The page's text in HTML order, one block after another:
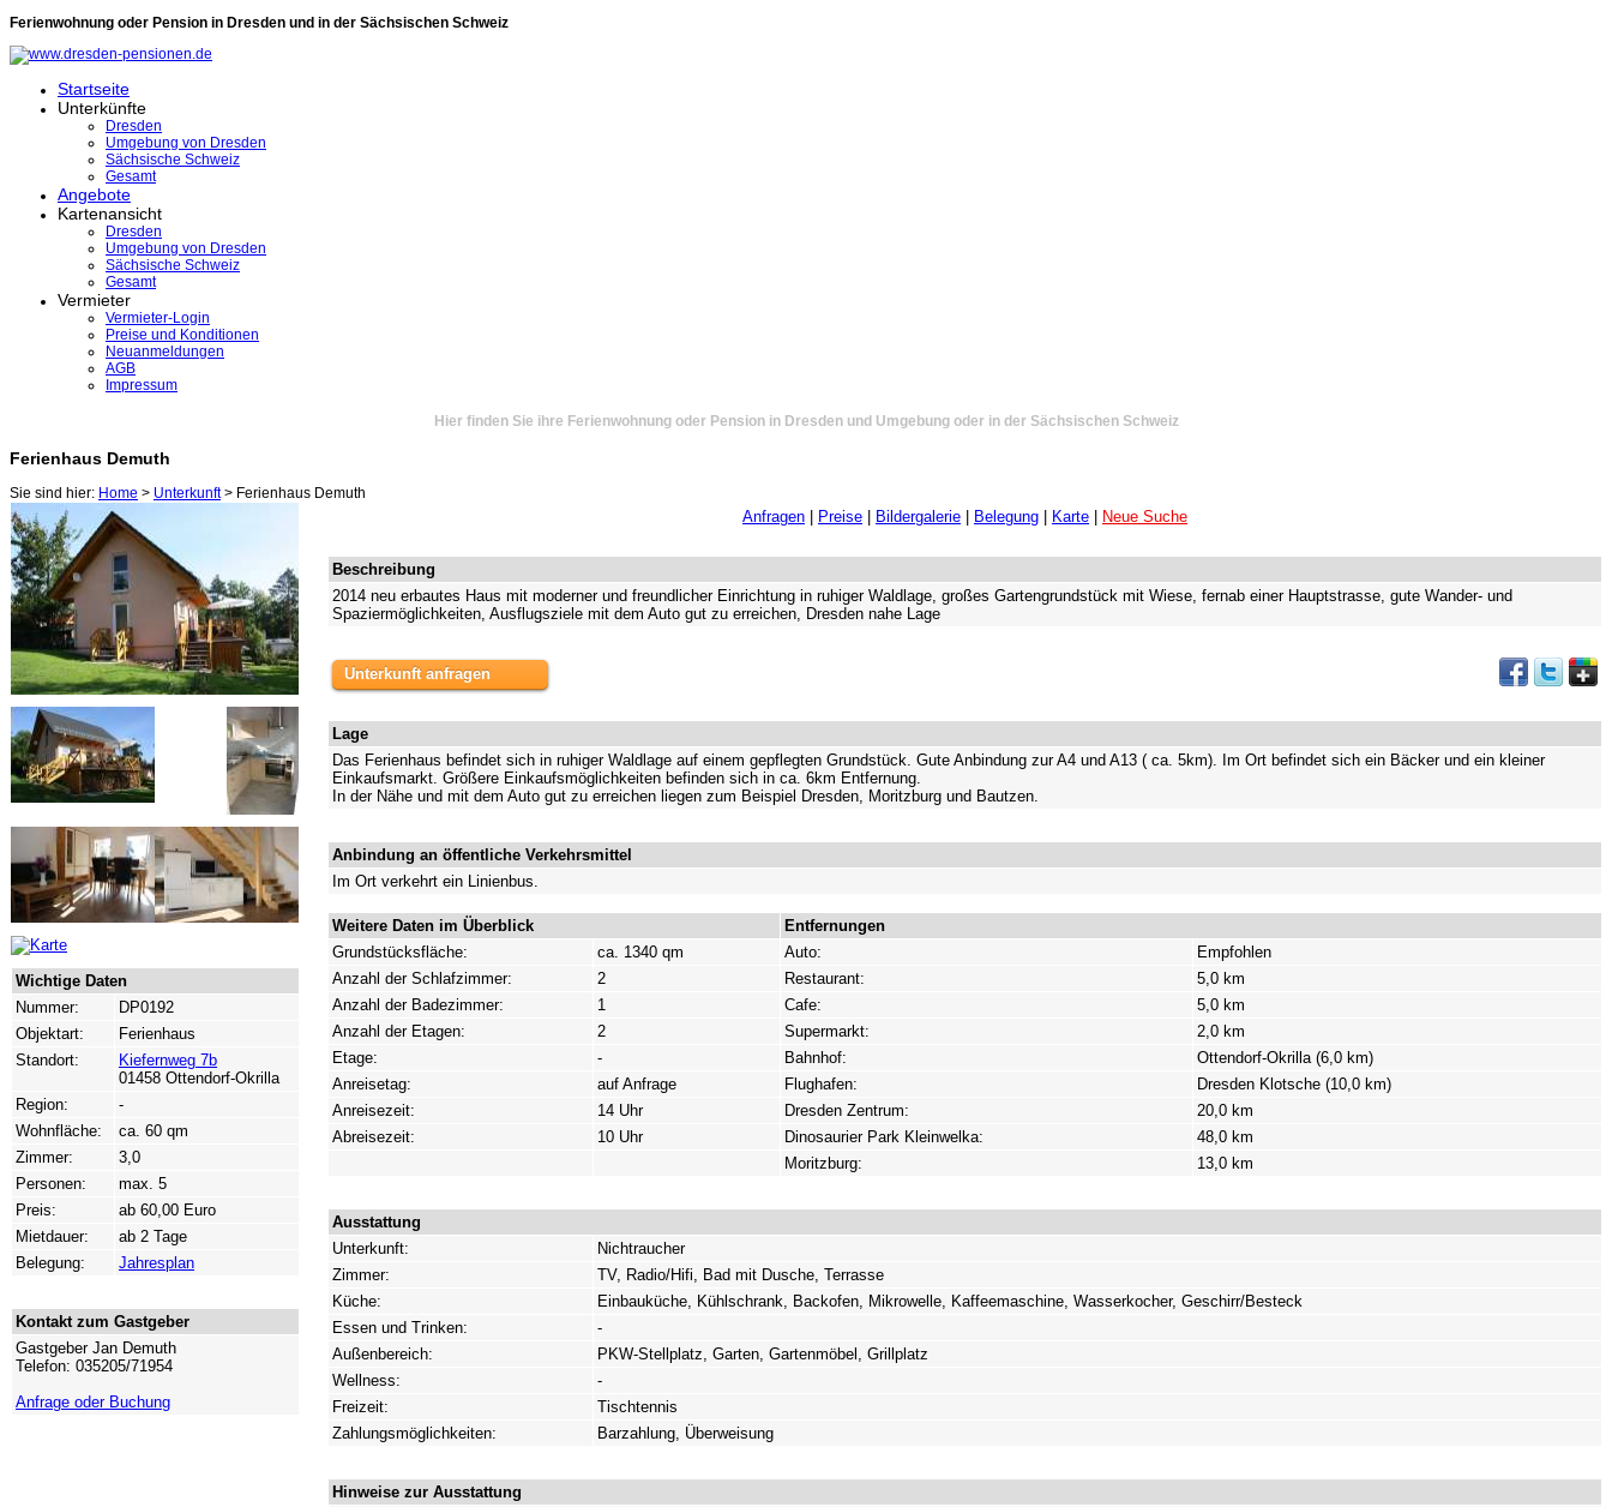
Ferienwohnung oder Pension in Dresden und in der Sächsischen Schweiz
Startseite
Unterkünfte
Dresden
Umgebung von Dresden
Sächsische Schweiz
Gesamt
Angebote
Kartenansicht
Dresden
Umgebung von Dresden
Sächsische Schweiz
Gesamt
Vermieter
Vermieter-Login
Preise und Konditionen
Neuanmeldungen
AGB
Impressum
Hier finden Sie ihre Ferienwohnung oder Pension in Dresden und Umgebung oder in der Sächsischen Schweiz
Ferienhaus Demuth
Sie sind hier: Home > Unterkunft> Ferienhaus Demuth
Wichtige Daten
Nummer:
DP0192
Objektart:
Ferienhaus
Standort:
Kiefernweg 7b
01458 Ottendorf-Okrilla
Region:
-
Wohnfläche:
ca. 60 qm
Zimmer:
3,0
Personen:
max. 5
Preis:
ab 60,00 Euro
Mietdauer:
ab 2 Tage
Belegung:
Jahresplan
Kontakt zum Gastgeber
Gastgeber Jan Demuth
Telefon: 035205/71954
Anfrage oder Buchung
Anfragen Preise Bildergalerie Belegung Karte Neue Suche
Beschreibung
2014 neu erbautes Haus mit moderner und freundlicher Einrichtung in ruhiger Waldlage, großes Gartengrundstück mit Wiese, fernab einer Hauptstrasse, gute Wander- und
Spaziermöglichkeiten, Ausflugsziele mit dem Auto gut zu erreichen, Dresden nahe Lage
Unterkunft anfragen
Lage
Das Ferienhaus befindet sich in ruhiger Waldlage auf einem gepflegten Grundstück. Gute Anbindung zur A4 und A13 ( ca. 5km). Im Ort befindet sich ein Bäcker und ein kleiner
Einkaufsmarkt. Größere Einkaufsmöglichkeiten befinden sich in ca. 6km Entfernung.
In der Nähe und mit dem Auto gut zu erreichen liegen zum Beispiel Dresden, Moritzburg und Bautzen.
Anbindung an öffentliche Verkehrsmittel
Im Ort verkehrt ein Linienbus.
Weitere Daten im Überblick
Entfernungen
Grundstücksfläche:
ca. 1340 qm Auto:
Empfohlen
Anzahl der Schlafzimmer:
2 Restaurant:
5,0 km
Anzahl der Badezimmer:
1 Cafe:
5,0 km
Anzahl der Etagen:
2 Supermarkt:
2,0 km
Etage:
- Bahnhof:
Ottendorf-Okrilla (6,0 km)
Anreisetag:
auf Anfrage Flughafen:
Dresden Klotsche (10,0 km)
Anreisezeit:
14 Uhr Dresden Zentrum:
20,0 km
Abreisezeit:
10 Uhr Dinosaurier Park Kleinwelka:
48,0 km
Moritzburg:
13,0 km
Ausstattung
Unterkunft:
Nichtraucher
Zimmer:
TV, Radio/Hifi, Bad mit Dusche, Terrasse
Küche:
Einbauküche, Kühlschrank, Backofen, Mikrowelle, Kaffeemaschine, Wasserkocher, Geschirr/Besteck
Essen und Trinken:
-
Außenbereich:
PKW-Stellplatz, Garten, Gartenmöbel, Grillplatz
Wellness:
-
Freizeit:
Tischtennis
Zahlungsmöglichkeiten:
Barzahlung, Überweisung
Hinweise zur Ausstattung